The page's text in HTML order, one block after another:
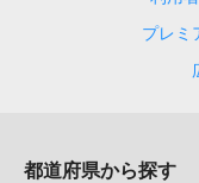
プレミ
都道府県から探す